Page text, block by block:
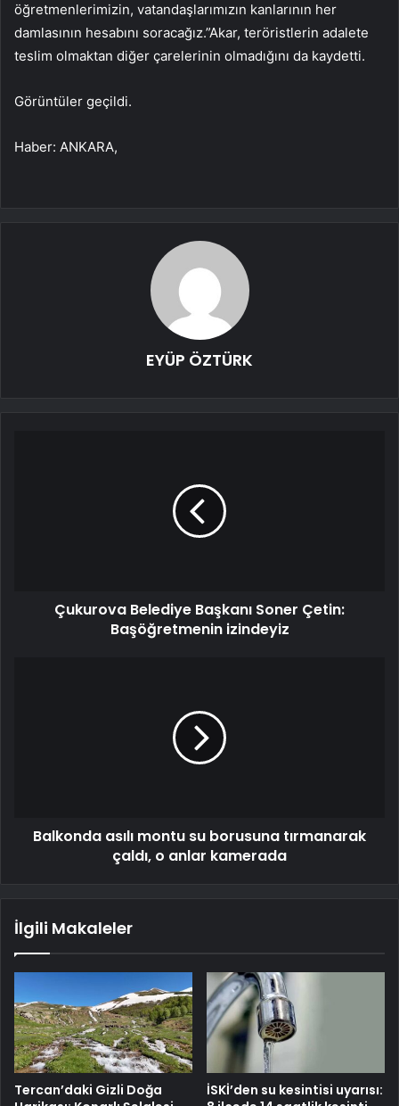
öğretmenlerimizin, vatandaşlarımızın kanlarının her
damlasının hesabını soracağız.”Akar, teröristlerin adalete
teslim olmaktan diğer çarelerinin olmadığını da kaydetti.
Görüntüler geçildi.
Haber: ANKARA,
EYÜP ÖZTÜRK
Çukurova Belediye Başkanı Soner Çetin:
Başöğretmenin izindeyiz
Balkonda asılı montu su borusuna tırmanarak
çaldı, o anlar kamerada
İlgili Makaleler
Tercan’daki Gizli Doğa
İSKİ’den su kesintisi uyarısı: